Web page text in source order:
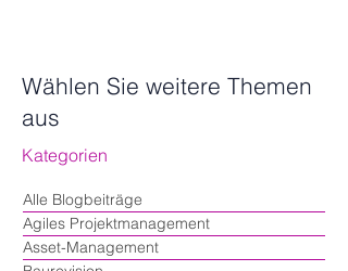
Wählen Sie weitere Themen
aus
Kategorien
Alle Blogbeiträge
Agiles Projektmanagement
Asset-Management